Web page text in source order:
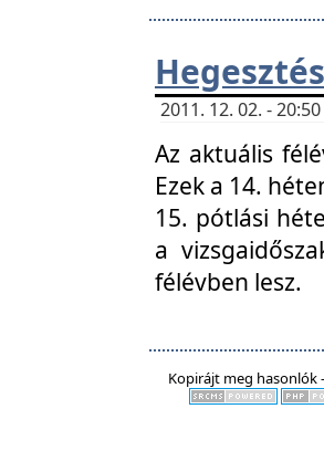
2011. 12. 02. -
Az aktuális
Ezek a 14.
15. pótlási
a
félévben lesz.
Kopirájt meg hasonlók